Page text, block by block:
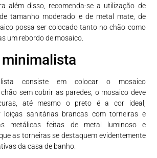
além disso, recomenda-se a utilização de
tamanho moderado e de metal mate, de
possa ser colocado tanto no chão como
um rebordo de mosaico.
consiste em colocar o mosaico
sem cobrir as paredes, o mosaico deve
até mesmo o preto é a cor ideal,
loiças sanitárias brancas com torneiras e
metálicas feitas de metal luminoso e
as torneiras se destaquem evidentemente
da casa de banho.